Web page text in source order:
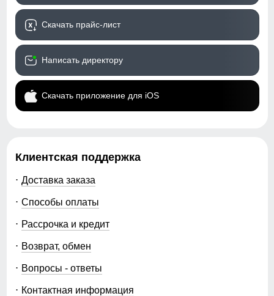
Скачать прайс-лист
Написать директору
Скачать приложение для iOS
Клиентская поддержка
Доставка заказа
Способы оплаты
Рассрочка и кредит
Возврат, обмен
Вопросы - ответы
Контактная информация